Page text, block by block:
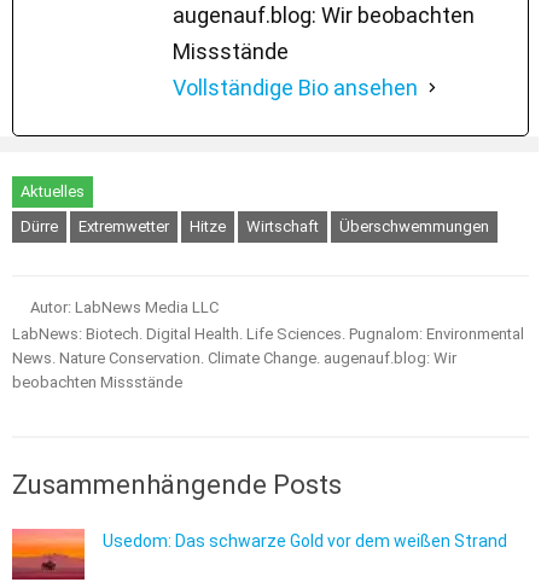
augenauf.blog: Wir beobachten
Missstände
Vollständige Bio ansehen
Aktuelles
Dürre
Extremwetter Hitze Wirtschaft Überschwemmungen
Autor: LabNews Media LLC
LabNews: Biotech. Digital Health. Life Sciences. Pugnalom: Environmental
News. Nature Conservation. Climate Change. augenauf.blog: Wir
beobachten Missstände
Zusammenhängende Posts
Usedom: Das schwarze Gold vor dem weißen Strand